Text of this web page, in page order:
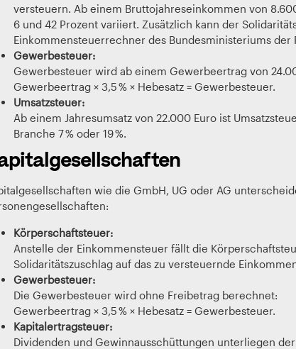
versteuern. Ab einem Bruttojahreseinkommen von
6 und 42 Prozent variiert. Zusätzlich kann der
Einkommensteuerrechner des Bundesministeriums der
Gewerbesteuer:
Gewerbesteuer wird ab einem Gewerbeertrag von
Gewerbeertrag × 3,5 % × Hebesatz = Gewerbesteuer.
Umsatzsteuer:
Ab einem Jahresumsatz von 22.000 Euro ist
Branche 7 % oder 19 %.
wie die GmbH, UG oder AG
Körperschaftsteuer:
Anstelle der Einkommensteuer fällt die
Solidaritätszuschlag auf das zu versteuernde
Gewerbesteuer:
Die Gewerbesteuer wird ohne Freibetrag berechnet:
Gewerbeertrag × 3,5 % × Hebesatz = Gewerbesteuer.
Kapitalertragsteuer:
Dividenden und Gewinnausschüttungen unterliegen